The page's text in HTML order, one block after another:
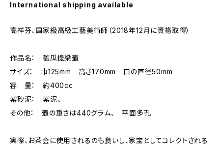
International shipping available
高祥芬、国家級高級工藝美術師（2018年12月に資格取得）
作品名： 匏瓜提梁壷
サイズ： 巾125mm 高さ170mm 口の直径50mm
容 量： 約400cc
紫砂泥： 紫泥、
その他： 壺の重さは440グラム、 平面多孔
実際、お茶会に使用されるのも良いし、家宝としてコレクトされる